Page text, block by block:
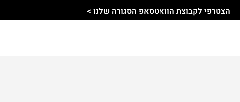
הצטרפי לקבוצת הוואטסאפ הסגורה שלנו >